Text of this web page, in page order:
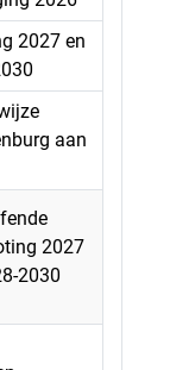
2027 en
aan
2027
2030